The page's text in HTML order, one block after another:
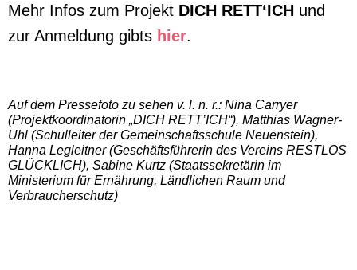
Mehr Infos zum Projekt DICH RETT‘ICH und
zur Anmeldung gibts hier.
Auf dem Pressefoto zu sehen v. l. n. r.: Nina Carryer
(Projektkoordinatorin „DICH RETT’ICH“), Matthias Wagner-
Uhl (Schulleiter der Gemeinschaftsschule Neuenstein),
Hanna Legleitner(Geschäftsführerin des Vereins RESTLOS
GLÜCKLICH), Sabine Kurtz (Staatssekretärin im
Ministerium für Ernährung, Ländlichen Raum und
Verbraucherschutz)